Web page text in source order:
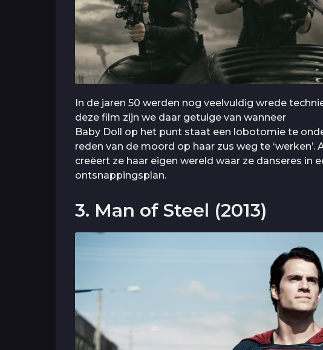
In de jaren 50 werden nog veelvuldig wrede
deze film zijn we daar getuige van wanneer
Baby Doll op het punt staat een lobotomie te
reden van de moord op haar zus weg te
creëert ze haar eigen wereld waar ze danseres in
ontsnappingsplan.
3. Man of Steel (2013)